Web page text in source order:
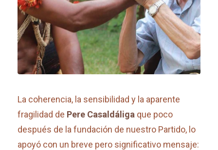
La coherencia, la sensibilidad y la aparente
fragilidad de Pere Casaldáliga que poco
después de la fundación de nuestro Partido, lo
apoyó con un breve pero significativo mensaje: